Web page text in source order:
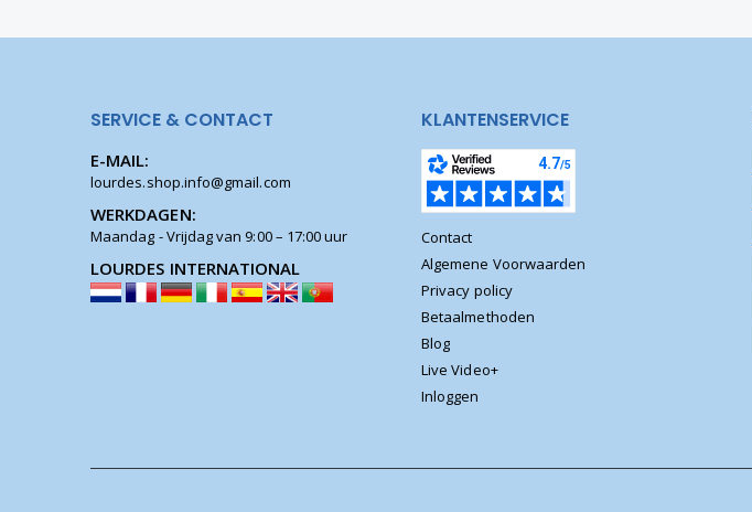
SERVICE & CONTACT
E-MAIL:
lourdes.shop.info@gmail.com
WERKDAGEN:
Maandag - Vrijdag van 9:00 – 17:00 uur
LOURDES INTERNATIONAL
KLANTENSERVICE
Contact
Algemene Voorwaarden
Privacy policy
Betaalmethoden
Blog
Live Video+
Inloggen